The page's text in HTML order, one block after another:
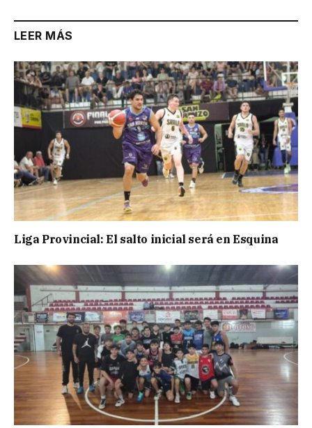
LEER MÁS
Liga Provincial: El salto inicial será en Esquina